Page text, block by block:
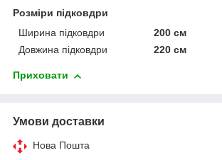
Розміри підковдри
Ширина підковдри
200 см
Довжина підковдри
220 см
Приховати
Умови доставки
Нова Пошта